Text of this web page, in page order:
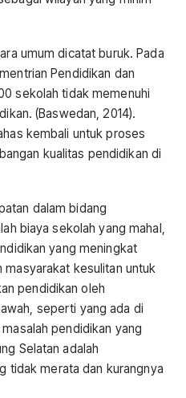
umum dicatat buruk. Pada
Pendidikan dan
sekolah tidak memenuhi
(Baswedan, 2014).
kembali untuk proses
kualitas pendidikan di
dalam bidang
biaya sekolah yang mahal,
yang meningkat
kesulitan untuk
pendidikan oleh
seperti yang ada di
pendidikan yang
Selatan adalah
tidak merata dan kurangnya